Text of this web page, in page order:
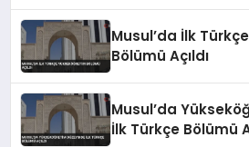
Musul’da İlk
Bölümü Açıldı
Musul’da
İlk Türkçe Bölümü